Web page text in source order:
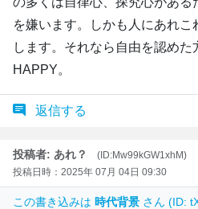
を嫌います。しかも人にあれこ
します。それなら自由を認めた
HAPPY。
返信する
投稿者: あれ？
(ID:Mw99kGW1xhM)
投稿日時：2025年 07月 04日 09:30
この書き込みは 時代背景 さん (ID: